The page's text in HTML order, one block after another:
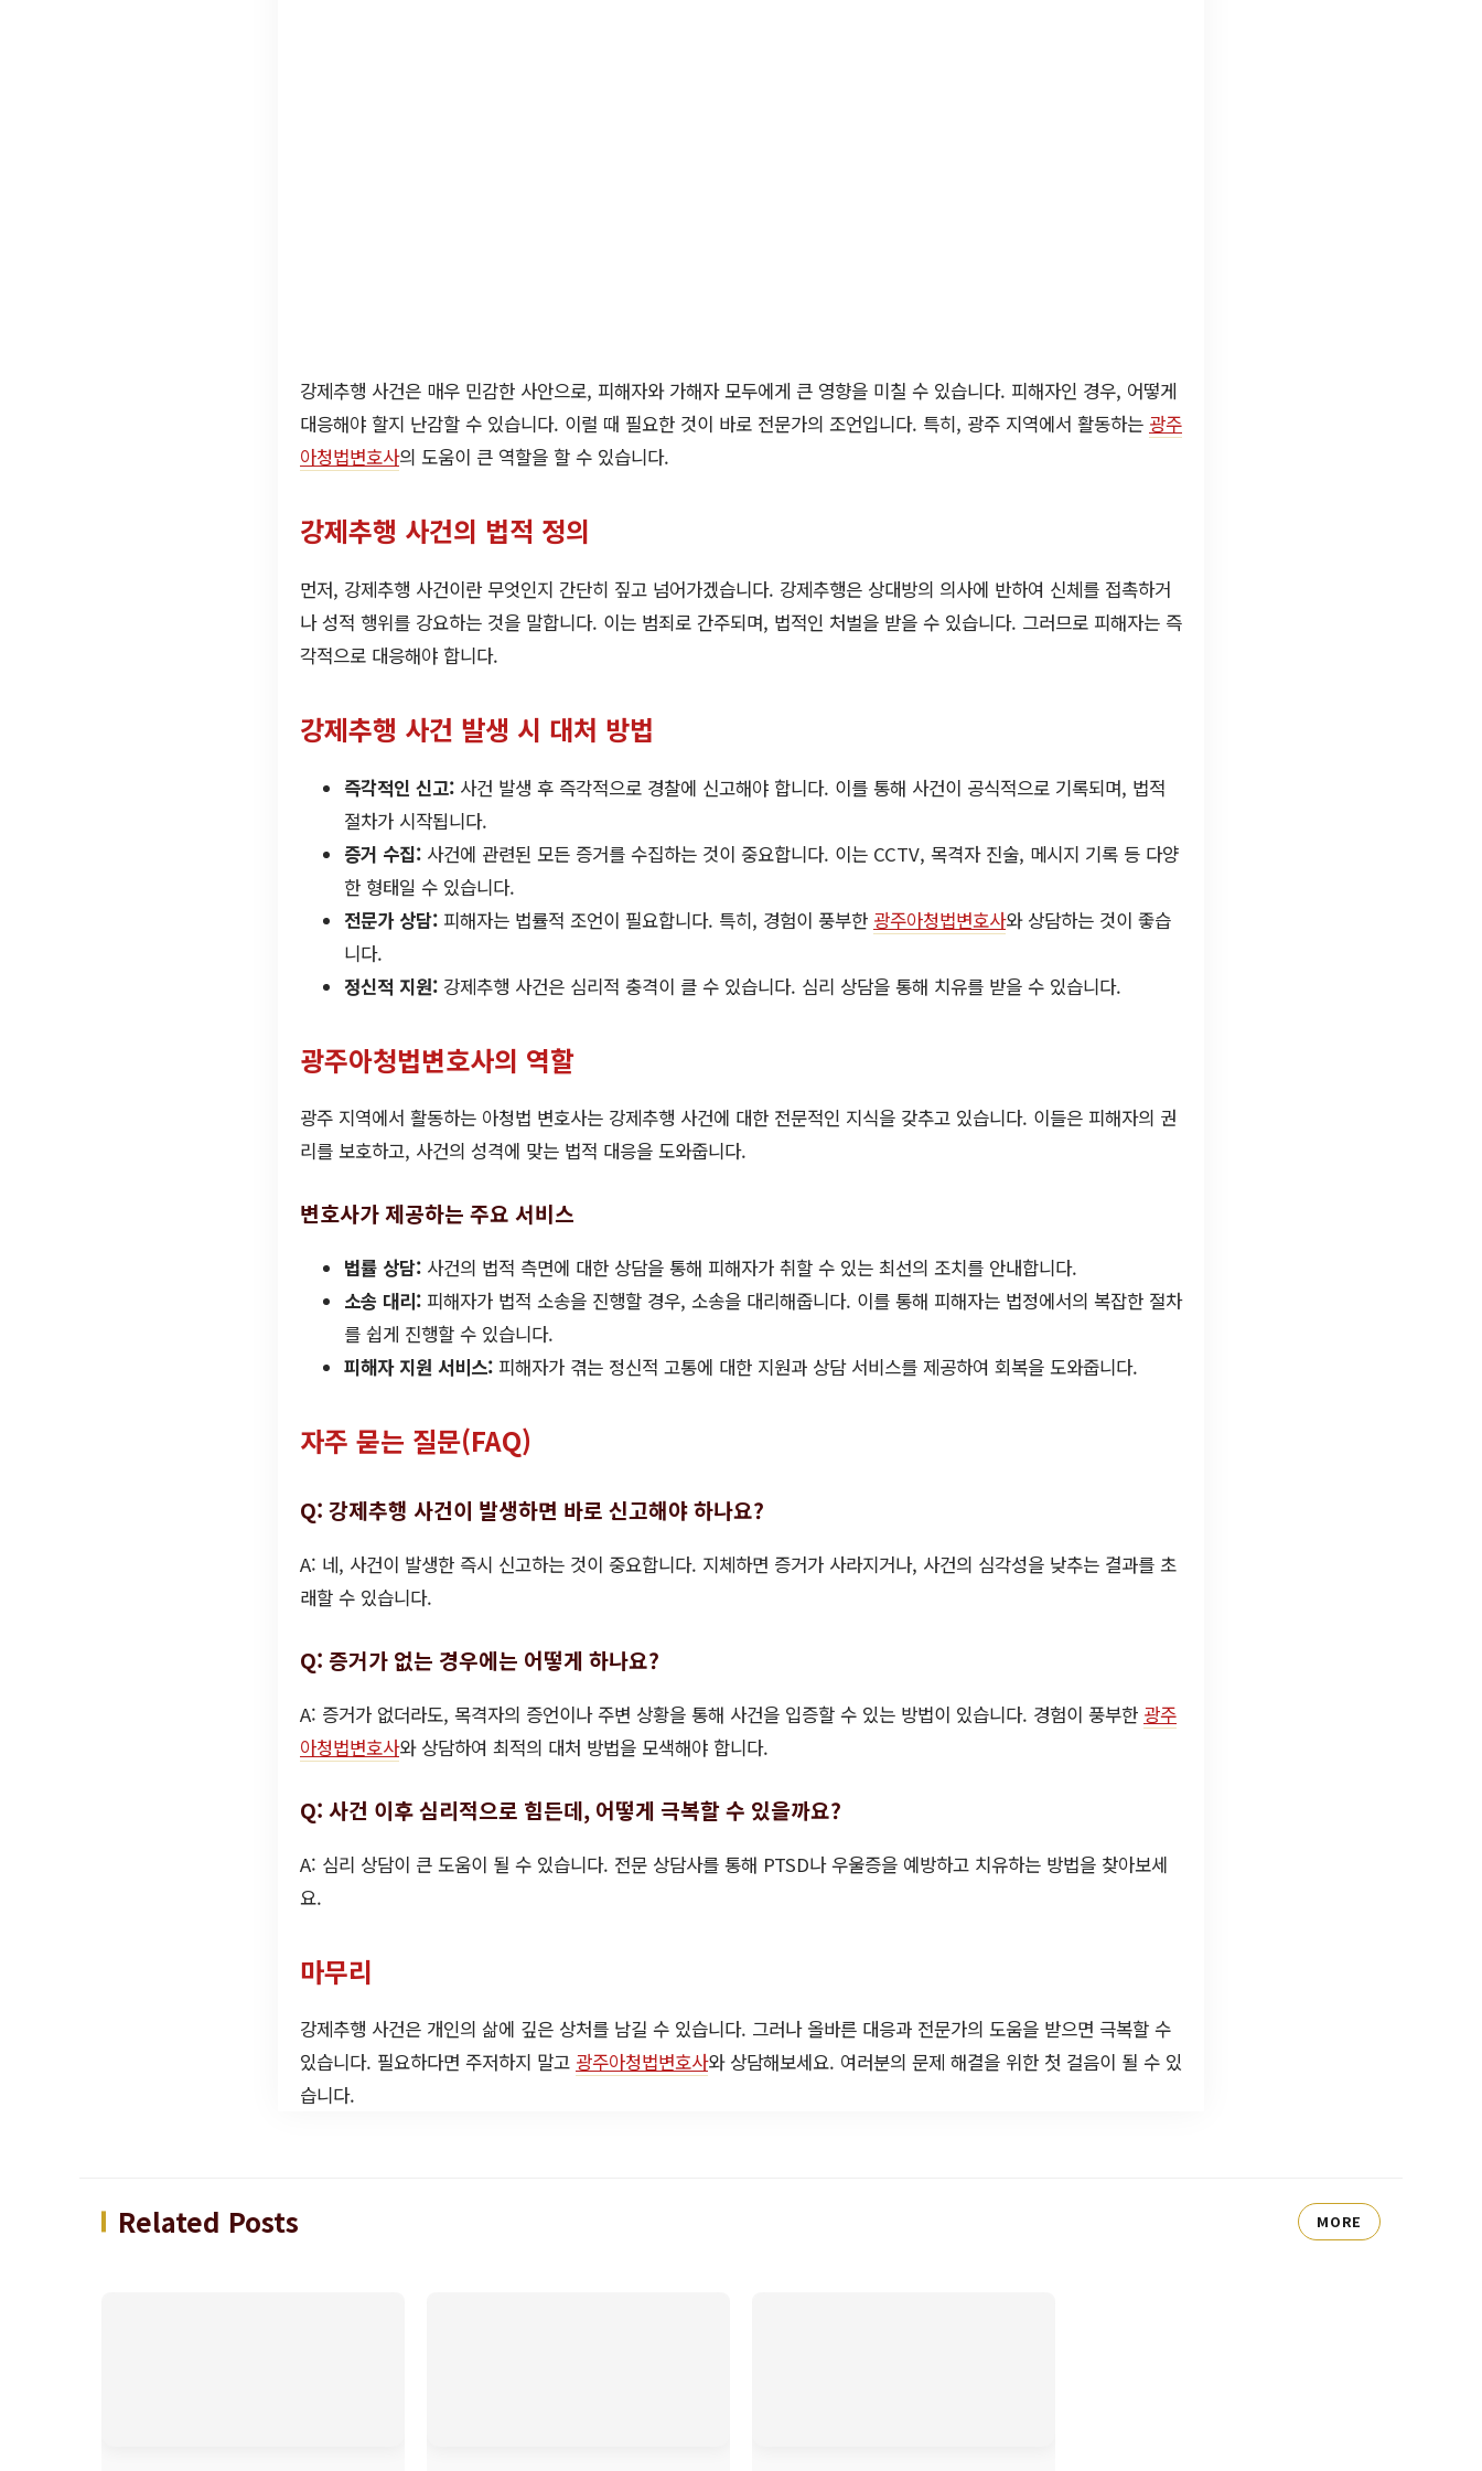
강제추행 사건은 매우 민감한 사안으로, 피해자와 가해자 모두에게 큰 영향을 미칠 수 있습니다. 피해자인 경우, 어떻게
대응해야 할지 난감할 수 있습니다. 이럴 때 필요한 것이 바로 전문가의 조언입니다. 특히, 광주 지역에서 활동하는 광주
아청법변호사의 도움이 큰 역할을 할 수 있습니다.
강제추행 사건의 법적 정의
먼저, 강제추행 사건이란 무엇인지 간단히 짚고 넘어가겠습니다. 강제추행은 상대방의 의사에 반하여 신체를 접촉하거
나 성적 행위를 강요하는 것을 말합니다. 이는 범죄로 간주되며, 법적인 처벌을 받을 수 있습니다. 그러므로 피해자는 즉
각적으로 대응해야 합니다.
강제추행 사건 발생 시 대처 방법
즉각적인 신고: 사건 발생 후 즉각적으로 경찰에 신고해야 합니다. 이를 통해 사건이 공식적으로 기록되며, 법적
절차가 시작됩니다.
증거 수집: 사건에 관련된 모든 증거를 수집하는 것이 중요합니다. 이는 CCTV, 목격자 진술, 메시지 기록 등 다양
한 형태일 수 있습니다.
전문가 상담: 피해자는 법률적 조언이 필요합니다. 특히, 경험이 풍부한 광주아청법변호사와 상담하는 것이 좋습
니다.
정신적 지원: 강제추행 사건은 심리적 충격이 클 수 있습니다. 심리 상담을 통해 치유를 받을 수 있습니다.
광주아청법변호사의 역할
광주 지역에서 활동하는 아청법 변호사는 강제추행 사건에 대한 전문적인 지식을 갖추고 있습니다. 이들은 피해자의 권
리를 보호하고, 사건의 성격에 맞는 법적 대응을 도와줍니다.
변호사가 제공하는 주요 서비스
법률 상담: 사건의 법적 측면에 대한 상담을 통해 피해자가 취할 수 있는 최선의 조치를 안내합니다.
소송 대리: 피해자가 법적 소송을 진행할 경우, 소송을 대리해줍니다. 이를 통해 피해자는 법정에서의 복잡한 절차
를 쉽게 진행할 수 있습니다.
피해자 지원 서비스: 피해자가 겪는 정신적 고통에 대한 지원과 상담 서비스를 제공하여 회복을 도와줍니다.
자주 묻는 질문(FAQ)
Q: 강제추행 사건이 발생하면 바로 신고해야 하나요?
A: 네, 사건이 발생한 즉시 신고하는 것이 중요합니다. 지체하면 증거가 사라지거나, 사건의 심각성을 낮추는 결과를 초
래할 수 있습니다.
Q: 증거가 없는 경우에는 어떻게 하나요?
A: 증거가 없더라도, 목격자의 증언이나 주변 상황을 통해 사건을 입증할 수 있는 방법이 있습니다. 경험이 풍부한 광주
아청법변호사와 상담하여 최적의 대처 방법을 모색해야 합니다.
Q: 사건 이후 심리적으로 힘든데, 어떻게 극복할 수 있을까요?
A: 심리 상담이 큰 도움이 될 수 있습니다. 전문 상담사를 통해 PTSD나 우울증을 예방하고 치유하는 방법을 찾아보세
요.
마무리
강제추행 사건은 개인의 삶에 깊은 상처를 남길 수 있습니다. 그러나 올바른 대응과 전문가의 도움을 받으면 극복할 수
있습니다. 필요하다면 주저하지 말고 광주아청법변호사와 상담해보세요. 여러분의 문제 해결을 위한 첫 걸음이 될 수 있
습니다.
Related Posts MORE